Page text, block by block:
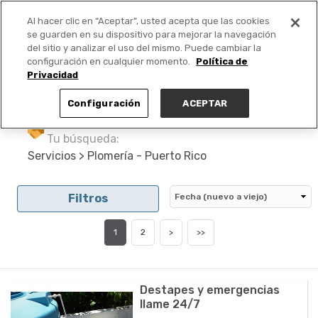
PUBLICA GRATIS +
Tu búsqueda:
Servicios > Plomería - Puerto Rico
Filtros
1 2 > >>
Destapes y emergencias
llame 24/7
Al hacer clic en “Aceptar”, usted acepta que las cookies
se guarden en su dispositivo para mejorar la navegación
del sitio y analizar el uso del mismo. Puede cambiar la
configuración en cualquier momento.
Política de
Privacidad
Configuración ACEPTAR